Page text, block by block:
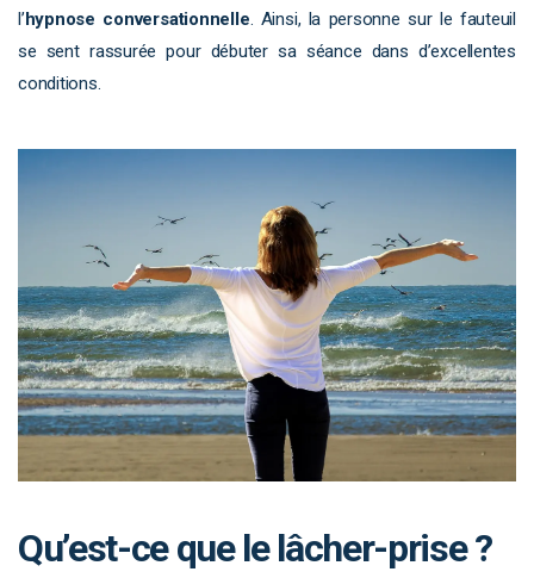
l’hypnose conversationnelle. Ainsi, la personne sur le fauteuil
se sent rassurée pour débuter sa séance dans d’excellentes
conditions.
Qu’est-ce que le lâcher-prise ?